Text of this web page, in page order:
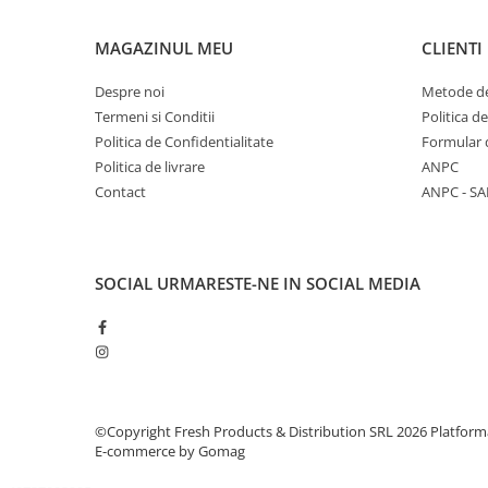
Decoratiuni Craciun
Figurine Decorative Craciun
Fundite Brad
Ghirlanda Decorativa
Instalatii de Craciun
Ornamente Brad
Accesorii Machiaj si Trimmere
MAGAZINUL MEU
Despre noi
Termeni si Conditii
Politica de Confidentialitate
Politica de livrare
Contact
CLIENTI
Metode
Politica
Formular
ANPC
ANPC -
SOCIAL URMARESTE-NE IN SOCIAL MEDIA
©Copyright Fresh Products & Distribution SRL 2026
E-commerce by Gomag